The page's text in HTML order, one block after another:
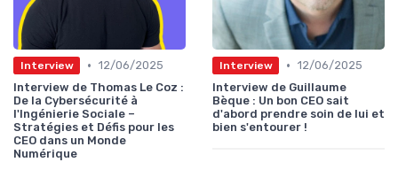
Interview • 12/06/2025
Interview de Thomas Le Coz :
De la Cybersécurité à
l'Ingénierie Sociale –
Stratégies et Défis pour les
CEO dans un Monde
Numérique
Interview • 12/06/2025
Interview de Guillaume
Bèque : Un bon CEO sait
d'abord prendre soin de lui et
bien s'entourer !